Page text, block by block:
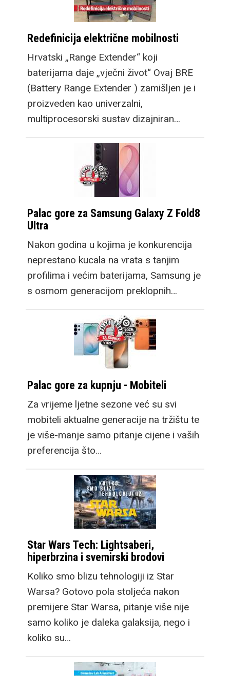
Redefinicija električne mobilnosti
Hrvatski „Range Extender“ koji
baterijama daje „vječni život“ Ovaj BRE
(Battery Range Extender ) zamišljen je i
proizveden kao univerzalni,
multiprocesorski sustav dizajniran…
Palac gore za Samsung Galaxy Z Fold8
Ultra
Nakon godina u kojima je konkurencija
neprestano kucala na vrata s tanjim
profilima i većim baterijama, Samsung je
s osmom generacijom preklopnih…
Palac gore za kupnju - Mobiteli
Za vrijeme ljetne sezone već su svi
mobiteli aktualne generacije na tržištu te
je više-manje samo pitanje cijene i vaših
preferencija što…
Star Wars Tech: Lightsaberi,
hiperbrzina i svemirski brodovi
Koliko smo blizu tehnologiji iz Star
Warsa? Gotovo pola stoljeća nakon
premijere Star Warsa, pitanje više nije
samo koliko je daleka galaksija, nego i
koliko su…